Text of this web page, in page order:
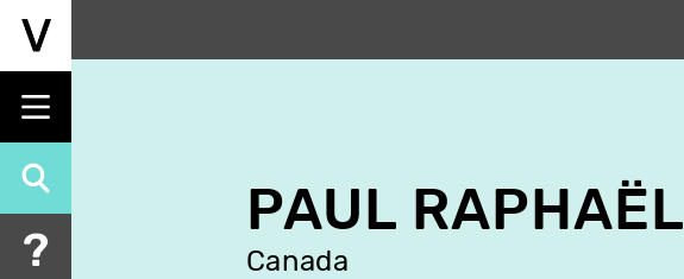
Aller
principal
PAUL RAPHAËL
Canada